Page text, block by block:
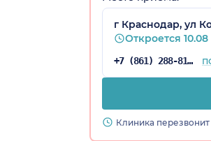
г Краснодар, ул
Откроется 10.08
+7 (861) 288-81-65
Клиника